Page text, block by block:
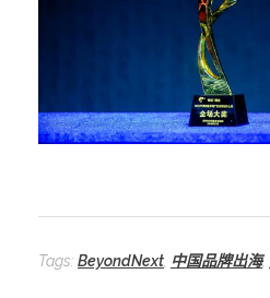
Tags: BeyondNext 中国品牌出海,